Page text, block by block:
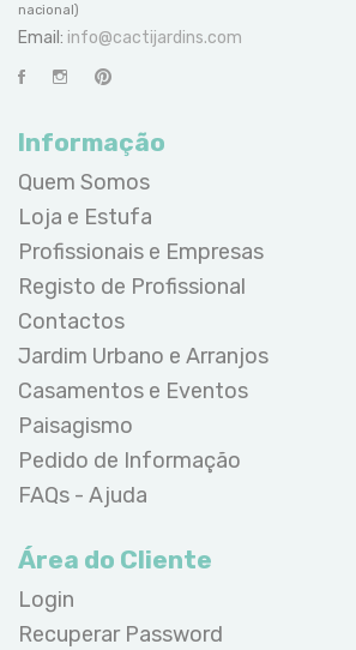
nacional)
Email: info@cactijardins.com
Informação
Quem Somos
Loja e Estufa
Profissionais e Empresas
Registo de Profissional
Contactos
Jardim Urbano e Arranjos
Casamentos e Eventos
Paisagismo
Pedido de Informação
FAQs - Ajuda
Área do Cliente
Login
Recuperar Password